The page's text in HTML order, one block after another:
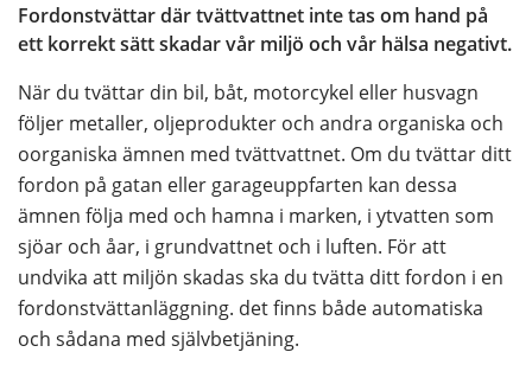
Fordonstvättar där tvättvattnet inte tas om hand på
ett korrekt sätt skadar vår miljö och vår hälsa negativt.
När du tvättar din bil, båt, motorcykel eller husvagn
följer metaller, oljeprodukter och andra organiska och
oorganiska ämnen med tvättvattnet. Om du tvättar ditt
fordon på gatan eller garageuppfarten kan dessa
ämnen följa med och hamna i marken, i ytvatten som
sjöar och åar, i grundvattnet och i luften. För att
undvika att miljön skadas ska du tvätta ditt fordon i en
fordonstvättanläggning. det finns både automatiska
och sådana med självbetjäning.